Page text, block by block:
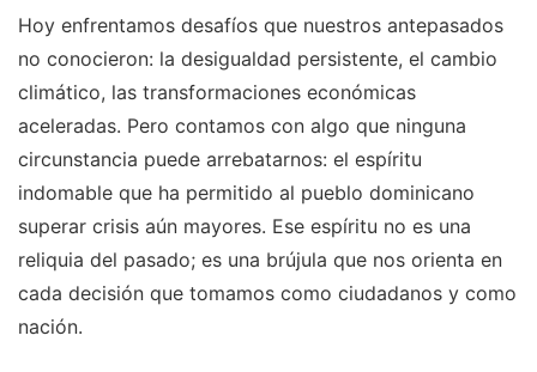
Hoy enfrentamos desafíos que nuestros antepasados
no conocieron: la desigualdad persistente, el cambio
climático, las transformaciones económicas
aceleradas. Pero contamos con algo que ninguna
circunstancia puede arrebatarnos: el espíritu
indomable que ha permitido al pueblo dominicano
superar crisis aún mayores. Ese espíritu no es una
reliquia del pasado; es una brújula que nos orienta en
cada decisión que tomamos como ciudadanos y como
nación.